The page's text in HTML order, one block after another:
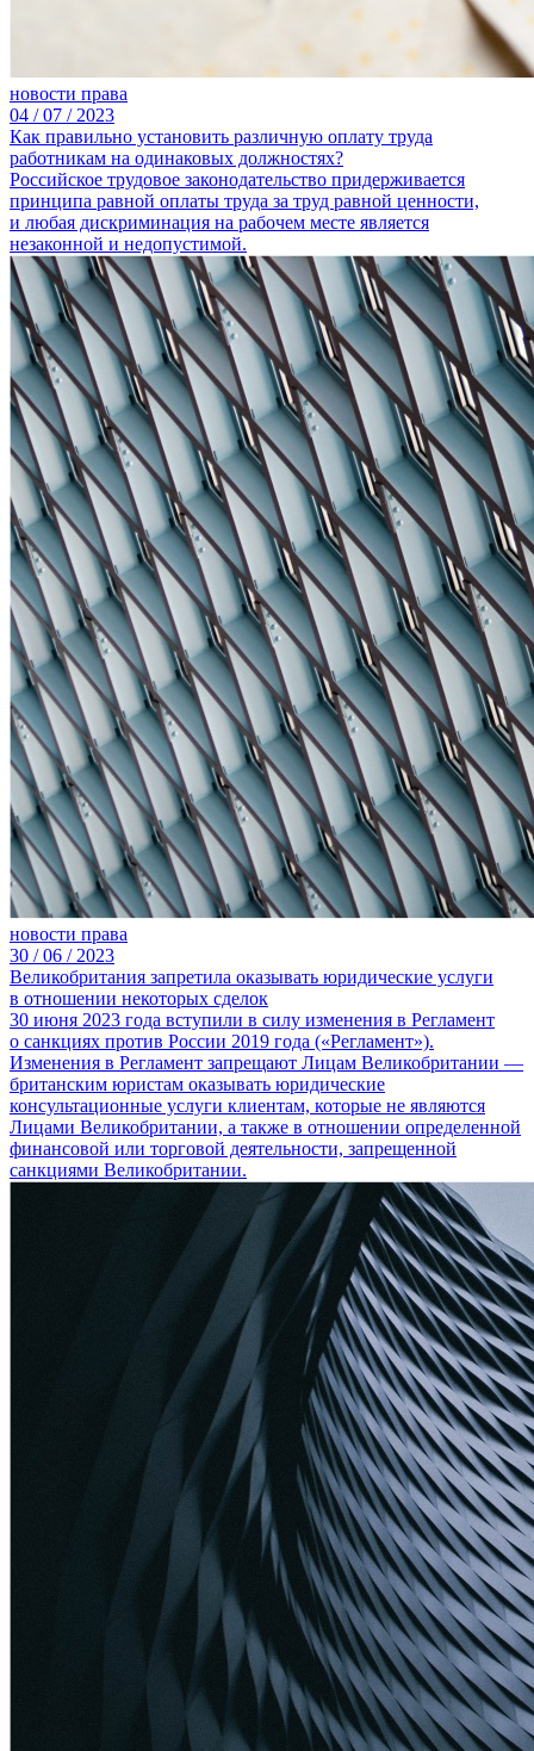
новости права
04 /07 / 2023
Как правильно установить различную оплату труда
работникам на одинаковых должностях?
Российское трудовое законодательство придерживается
принципа равной оплаты труда за труд равной ценности,
и любая дискриминация на рабочем месте является
незаконной и недопустимой.
новости права
30 /06 / 2023
Великобритания запретила оказывать юридические услуги
в отношении некоторых сделок
30 июня 2023 года вступили в силу изменения в Регламент
о санкциях против России 2019 года («Регламент»).
Изменения в Регламент запрещают Лицам Великобритании —
британским юристам оказывать юридические
консультационные услуги клиентам, которые не являются
Лицами Великобритании, а также в отношении определенной
финансовой или торговой деятельности, запрещенной
санкциями Великобритании.